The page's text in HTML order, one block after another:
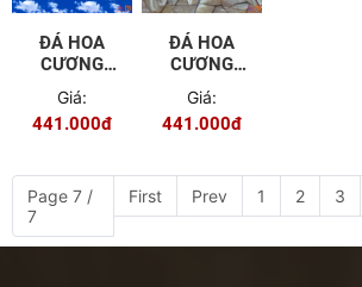
ĐÁ HOA
CƯƠNG
PVC - TGC
- 09
Giá:
441.000đ
ĐÁ HOA
CƯƠNG
PVC - TGC
- 08
Giá:
441.000đ
Page 7 /
7
First Prev 1 2 3